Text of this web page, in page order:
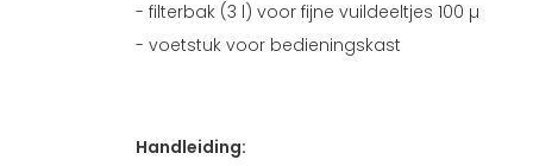
- filterbak (3 l) voor fijne vuildeeltjes 100 µ
- voetstuk voor bedieningskast
Handleiding: